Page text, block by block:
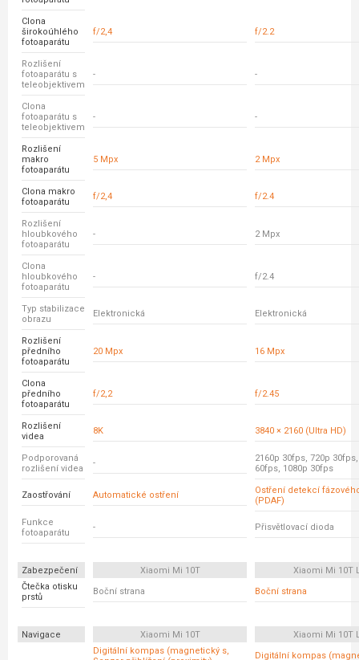
Clona
širokoúhlého
fotoaparátu
f/2,4 f/2.2
Rozlišení
fotoaparátu s
teleobjektivem
- -
Clona
fotoaparátu s
teleobjektivem
- -
Rozlišení
makro
fotoaparátu
5 Mpx 2 Mpx
Clona makro
fotoaparátu
f/2,4 f/2.4
Rozlišení
hloubkového
fotoaparátu
- 2 Mpx
Clona
hloubkového
fotoaparátu
- f/2.4
Typ stabilizace
obrazu
Elektronická Elektronická
Rozlišení
předního
fotoaparátu
20 Mpx 16 Mpx
Clona
předního
fotoaparátu
f/2,2 f/2.45
Rozlišení
videa
8K 3840 × 2160 (Ultra HD)
Podporovaná
rozlišení videa
-
2160p 30fps, 720p
60fps, 1080p 30fps
Zaostřování Automatické ostření
Ostření detekcí
(PDAF)
Funkce
fotoaparátu
- Přisvětlovací dioda
Zabezpečení Xiaomi Mi 10T
Xiaomi Mi 10T
Čtečka otisku
prstů
Boční strana Boční strana
Navigace Xiaomi Mi 10T Xiaomi Mi 10T
Digitální kompas (magnetický s,
Digitální kompas